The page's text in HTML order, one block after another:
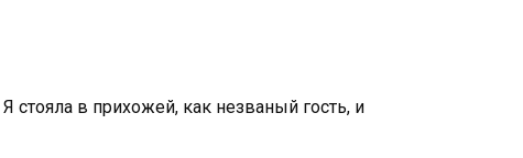
стояла в прихожей, как незваный гость, и